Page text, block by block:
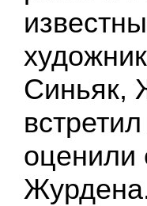
Синьяк,
оценили